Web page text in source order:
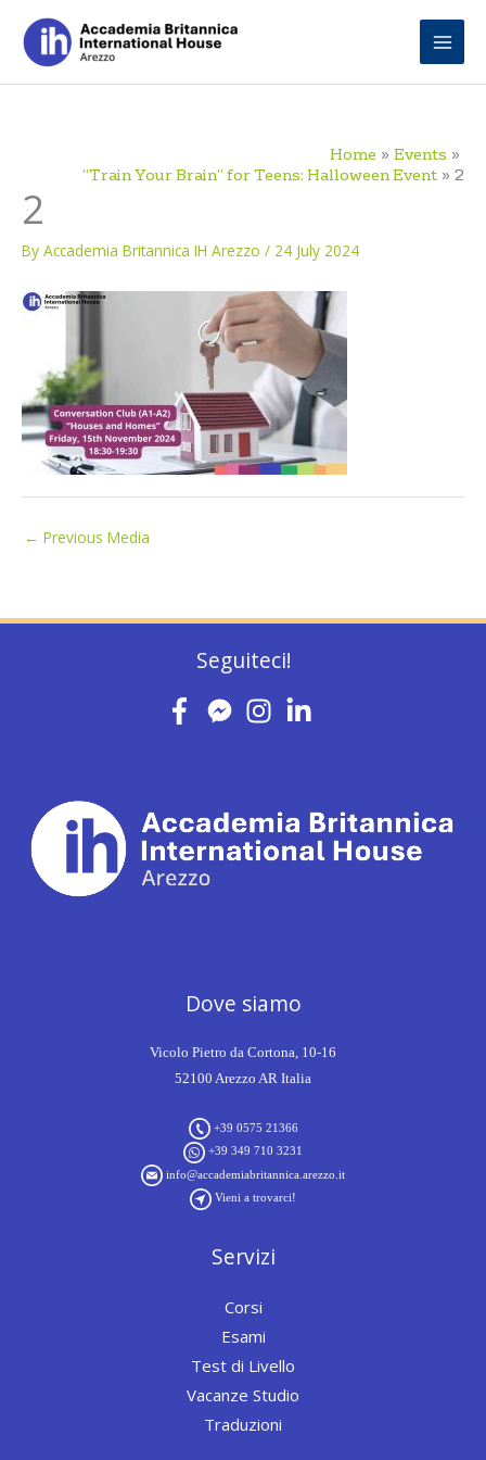
content
Home
Events
“Train Your Brain” for Teens: Halloween Event
2
2
By Accademia Britannica IH Arezzo / 24 July 2024
← Previous Media
Seguiteci!
Dove siamo
Vicolo Pietro da Cortona, 10-16
52100 Arezzo AR Italia
+39 0575 21366
+39 349 710 3231
info@accademiabritannica.arezzo.it
Vieni a trovarci!
Servizi
Corsi
Esami
Test di Livello
Vacanze Studio
Traduzioni